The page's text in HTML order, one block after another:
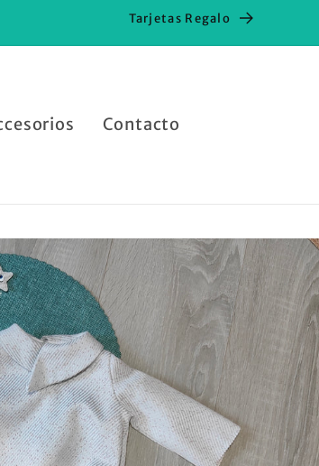
Tarjetas Regalo
Contacto